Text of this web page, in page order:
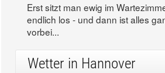
Erst sitzt man ewig im
endlich los - und dann ist alles
vorbei...
Wetter in Hannover